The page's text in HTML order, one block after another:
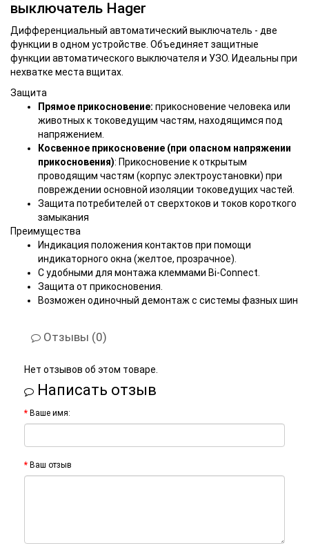
выключатель Hager
Дифференциальный автоматический выключатель - две
функции в одном устройстве. Объединяет защитные
функции автоматического выключателя и УЗО. Идеальны при
нехватке места вщитах.
Защита
Прямое прикосновение: прикосновение человека или
животных к токоведущим частям, находящимся под
напряжением.
Косвенное прикосновение (при опасном напряжении
прикосновения): Прикосновение к открытым
проводящим частям (корпус электроустановки) при
повреждении основной изоляции токоведущих частей.
Защита потребителей от сверхтоков и токов короткого
замыкания
Преимущества
Индикация положения контактов при помощи
индикаторного окна (желтое, прозрачное).
С удобными для монтажа клеммами Bi-Connect.
Защита от прикосновения.
Возможен одиночный демонтаж с системы фазных шин
Отзывы (0)
Нет отзывов об этом товаре.
Написать отзыв
Ваше имя:
Ваш отзыв